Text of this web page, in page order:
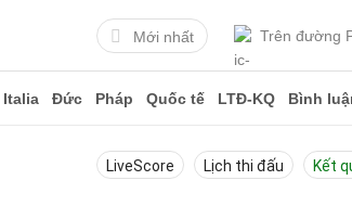
Mới nhất Trên đường
Italia Đức Pháp Quốc tế LTĐ-KQ Bình
LiveScore Lịch thi đấu Kết